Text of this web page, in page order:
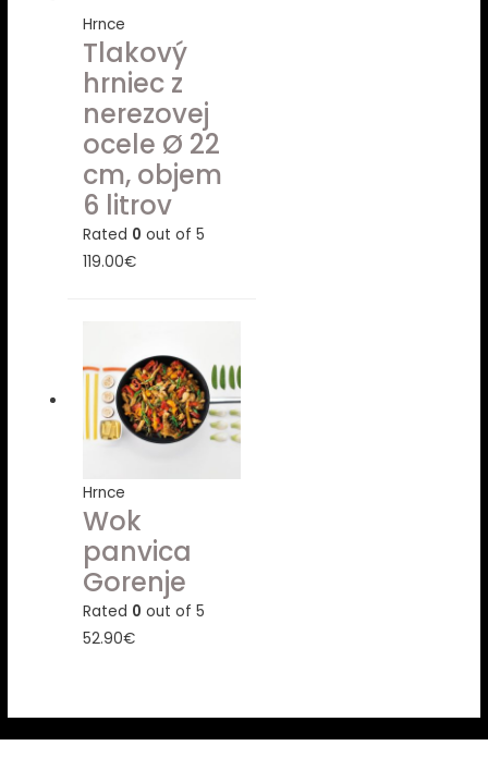
Hrnce
Tlakový
hrniec z
nerezovej
ocele Ø 22
cm, objem
6 litrov
Rated 0 out of 5
119.00€
Hrnce
Wok
panvica
Gorenje
Rated 0 out of 5
52.90€